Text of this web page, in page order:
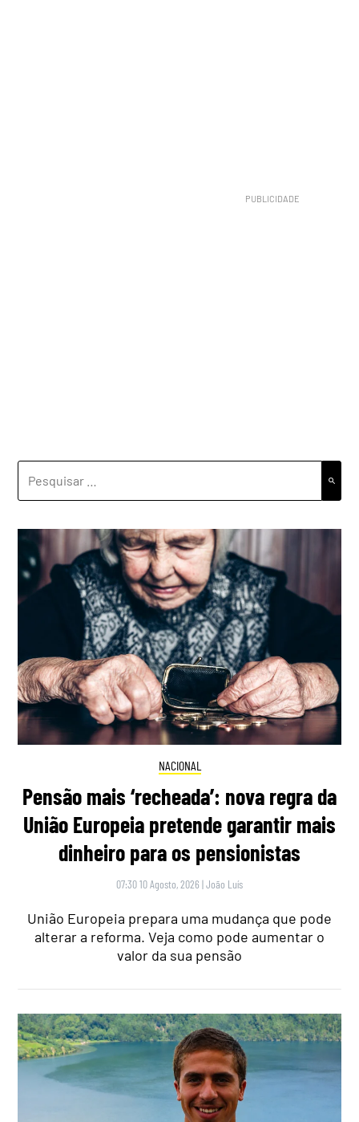
NACIONAL
Pensão mais ‘recheada’: nova regra da
União Europeia pretende garantir mais
dinheiro para os pensionistas
07:30 10 Agosto, 2026 |João Luís
União Europeia prepara uma mudança que pode
alterar a reforma. Veja como pode aumentar o
valor da sua pensão